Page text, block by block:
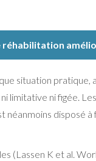
situation pratique,
ni figée.
néanmoins
(Lassen K et al.